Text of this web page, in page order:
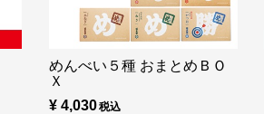
めんべい５種 おまとめＢＯ
Ｘ
¥ 4,030